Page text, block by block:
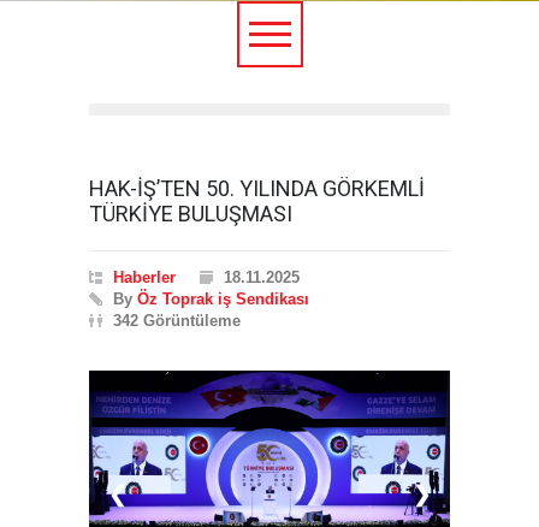
HAK-İŞ’TEN 50. YILINDA GÖRKEMLİ
TÜRKİYE BULUŞMASI
Haberler
18.11.2025
By Öz Toprak iş Sendikası
342 Görüntüleme
❮ ❯